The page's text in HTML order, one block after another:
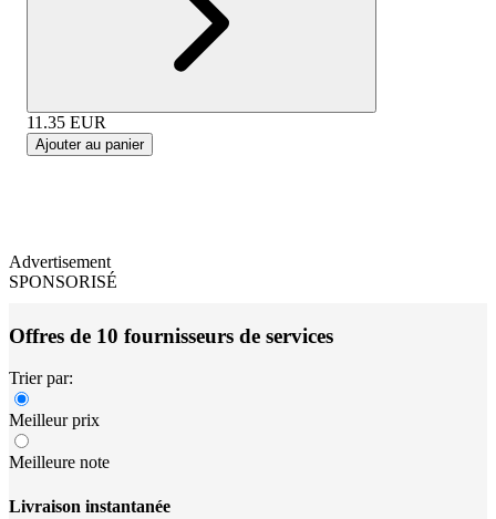
11.35 EUR
Ajouter au panier
Advertisement
SPONSORISÉ
Offres de 10 fournisseurs de services
Trier par:
Meilleur prix
Meilleure note
Livraison instantanée